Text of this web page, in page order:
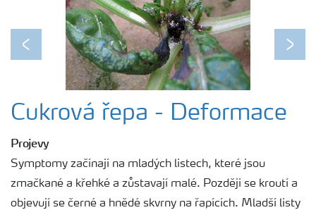
Previous Next
Cukrová řepa - Deformace
Projevy
Symptomy začínají na mladých listech, které jsou
zmačkané a křehké a zůstavají malé. Později se kroutí a
objevují se černé a hnědé skvrny na řapících. Mladší listy